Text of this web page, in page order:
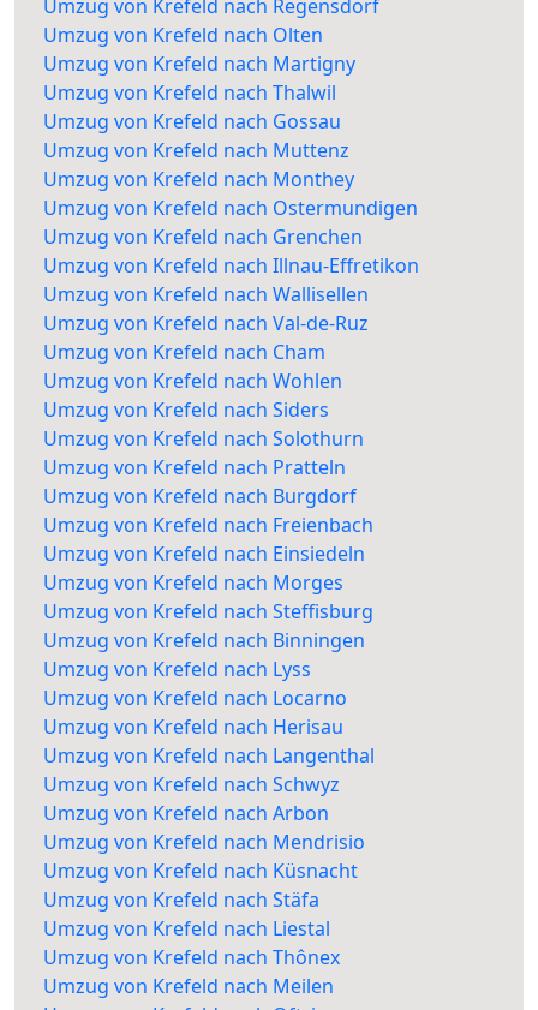
Umzug von Krefeld nach Regensdorf
Umzug von Krefeld nach Olten
Umzug von Krefeld nach Martigny
Umzug von Krefeld nach Thalwil
Umzug von Krefeld nach Gossau
Umzug von Krefeld nach Muttenz
Umzug von Krefeld nach Monthey
Umzug von Krefeld nach Ostermundigen
Umzug von Krefeld nach Grenchen
Umzug von Krefeld nach Illnau-Effretikon
Umzug von Krefeld nach Wallisellen
Umzug von Krefeld nach Val-de-Ruz
Umzug von Krefeld nach Cham
Umzug von Krefeld nach Wohlen
Umzug von Krefeld nach Siders
Umzug von Krefeld nach Solothurn
Umzug von Krefeld nach Pratteln
Umzug von Krefeld nach Burgdorf
Umzug von Krefeld nach Freienbach
Umzug von Krefeld nach Einsiedeln
Umzug von Krefeld nach Morges
Umzug von Krefeld nach Steffisburg
Umzug von Krefeld nach Binningen
Umzug von Krefeld nach Lyss
Umzug von Krefeld nach Locarno
Umzug von Krefeld nach Herisau
Umzug von Krefeld nach Langenthal
Umzug von Krefeld nach Schwyz
Umzug von Krefeld nach Arbon
Umzug von Krefeld nach Mendrisio
Umzug von Krefeld nach Küsnacht
Umzug von Krefeld nach Stäfa
Umzug von Krefeld nach Liestal
Umzug von Krefeld nach Thônex
Umzug von Krefeld nach Meilen